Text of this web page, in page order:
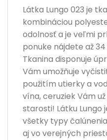
Látka Lungo 023 je
kombináciou
odolnosť a je veľmi
ponuke nájdete až
Tkanina disponuje
Vám umožňuje
použitím utierky a
vína, ceruziek Vám
starosti! Látku Lungo
všetky typy
aj vo verejných